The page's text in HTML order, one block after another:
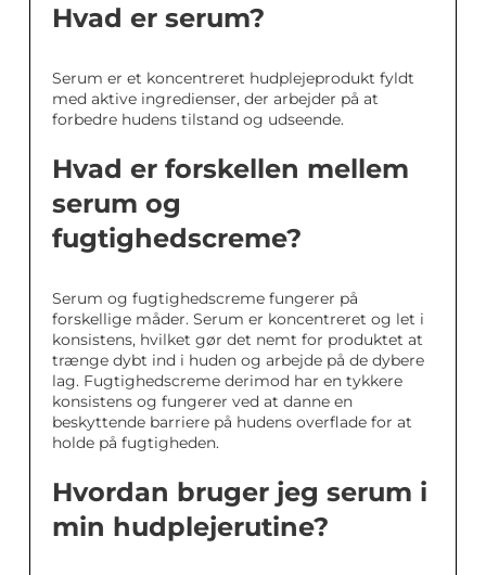
Hvad er serum?
Serum er et koncentreret hudplejeprodukt fyldt
med aktive ingredienser, der arbejder på at
forbedre hudens tilstand og udseende.
Hvad er forskellen mellem
serum og
fugtighedscreme?
Serum og fugtighedscreme fungerer på
forskellige måder. Serum er koncentreret og let i
konsistens, hvilket gør det nemt for produktet at
trænge dybt ind i huden og arbejde på de dybere
lag. Fugtighedscreme derimod har en tykkere
konsistens og fungerer ved at danne en
beskyttende barriere på hudens overflade for at
holde på fugtigheden.
Hvordan bruger jeg serum i
min hudplejerutine?